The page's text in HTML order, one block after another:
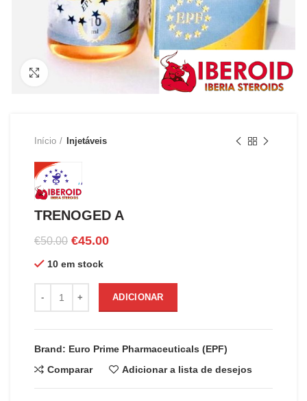
Clique para ampliar
Início Injetáveis
TRENOGED A
€50.00 O
original
era:
€50.00.
€45.00O
é:
€45.00.
10 em stock
ADICIONAR
Brand: Euro Prime Pharmaceuticals (EPF)
Comparar
Adicionar a lista de desejos